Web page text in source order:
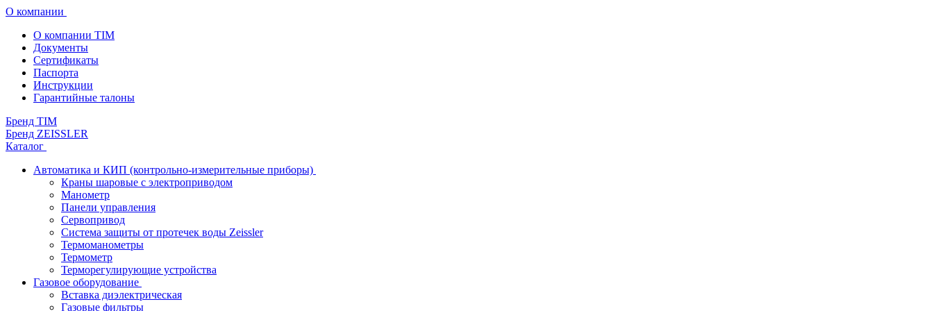
О компании
О компании TIM
Документы
Сертификаты
Паспорта
Инструкции
Гарантийные талоны
Бренд TIM
Бренд ZEISSLER
Каталог
Автоматика и КИП (контрольно-измерительные приборы)
Краны шаровые с электроприводом
Манометр
Панели управления
Сервопривод
Система защиты от протечек воды Zeissler
Термоманометры
Термометр
Терморегулирующие устройства
Газовое оборудование
Вставка диэлектрическая
Газовые фильтры